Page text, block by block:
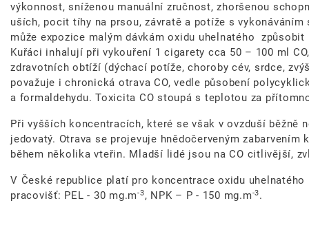
výkonnost, sníženou manuální zručnost, zhoršenou
uších, pocit tíhy na prsou, závratě a potíže s
může expozice malým dávkám oxidu uhelnatého
Kuřáci inhalují při vykouření 1 cigarety cca 50 – 100 ml
zdravotních obtíží (dýchací potíže, choroby cév, srdce,
považuje i chronická otrava CO, vedle působení
a formaldehydu. Toxicita CO stoupá s teplotou za
Při vyšších koncentracích, které se však v ovzduší běžně
jedovatý. Otrava se projevuje hnědočerveným zabarvením
během několika vteřin. Mladší lidé jsou na CO citlivější,
V České republice platí pro koncentrace oxidu
pracovišť: PEL - 30 mg.m-3, NPK – P - 150 mg.m-3.